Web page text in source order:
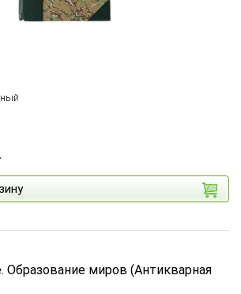
Образование миров (Антикварная